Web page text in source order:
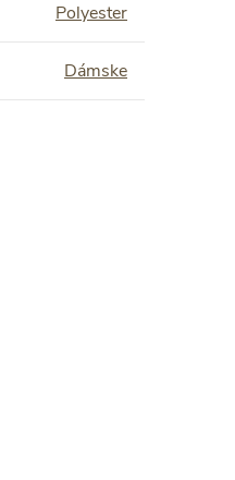
Polyester
Dámske